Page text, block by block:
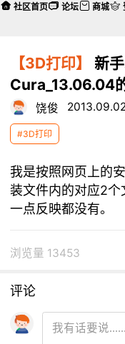
【3D打印】
新
Cura_13.06.04
饶俊
#3D打印
我是按照网页上的
装文件内的对应2
一点反映都没有。
浏览量 13453
评论
社区首页 论坛 商城